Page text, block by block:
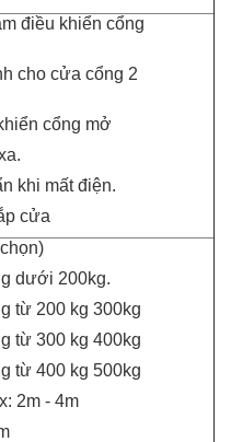
điều khiển cổng
cho cửa cổng 2
cổng mở
khi mất điện.
cửa
dưới 200kg.
từ 200 kg 300kg
từ 300 kg 400kg
từ 400 kg 500kg
2m - 4m